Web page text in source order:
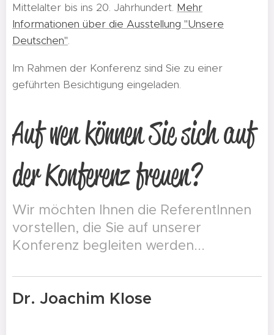
Mittelalter bis ins 20. Jahrhundert. Mehr
Informationen über die Ausstellung "Unsere
Deutschen".
Im Rahmen der Konferenz sind Sie zu einer
geführten Besichtigung eingeladen.
Auf wen können Sie sich auf
der Konferenz freuen?
Wir möchten Ihnen die ReferentInnen
vorstellen, die Sie auf unserer
Konferenz begleiten werden...
Dr. Joachim Klose